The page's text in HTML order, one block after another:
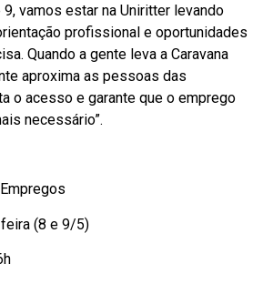
vamos estar na Uniritter levando
profissional e oportunidades
Quando a gente leva a Caravana
aproxima as pessoas das
o acesso e garante que o emprego
necessário”.
(8 e 9/5)